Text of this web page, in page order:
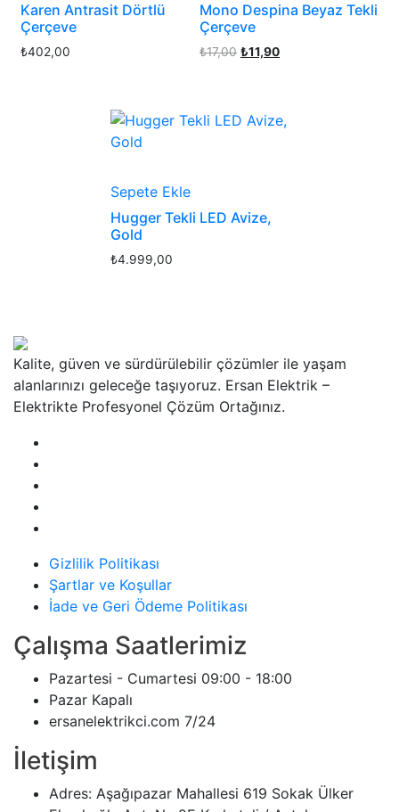
Karen Antrasit Dörtlü
Çerçeve
₺402,00
Mono Despina Beyaz Tekli
Çerçeve
₺17,00 Orijinal
₺11,90Şu
Sepete Ekle
Hugger Tekli LED Avize,
Gold
₺4.999,00
Kalite, güven ve sürdürülebilir çözümler ile yaşam
alanlarınızı geleceğe taşıyoruz. Ersan Elektrik –
Elektrikte Profesyonel Çözüm Ortağınız.
Gizlilik Politikası
Şartlar ve Koşullar
İade ve Geri Ödeme Politikası
Çalışma Saatlerimiz
Pazartesi - Cumartesi 09:00 - 18:00
Pazar Kapalı
ersanelektrikci.com 7/24
İletişim
Adres: Aşağıpazar Mahallesi 619 Sokak Ülker